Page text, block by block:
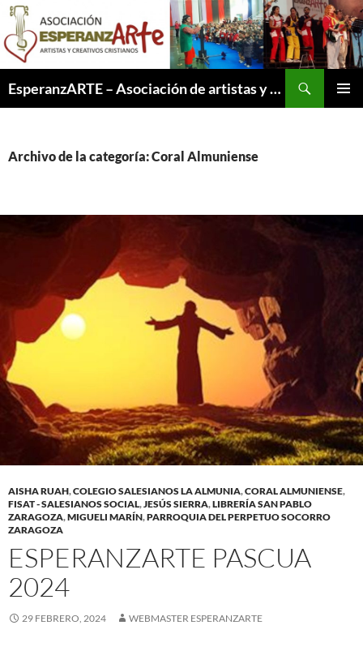
Saltar
contenido
EsperanzARTE – Asociación de artistas y creativos cristianos
Archivo de la categoría: Coral Almuniense
AISHA RUAH,COLEGIO SALESIANOS LA ALMUNIA,CORAL ALMUNIENSE,
FISAT - SALESIANOS SOCIAL,JESÚS SIERRA,LIBRERÍA SAN PABLO
ZARAGOZA,MIGUELI MARÍN,PARROQUIA DEL PERPETUO SOCORRO
ZARAGOZA
ESPERANZARTE PASCUA
2024
29 FEBRERO, 2024 WEBMASTER ESPERANZARTE